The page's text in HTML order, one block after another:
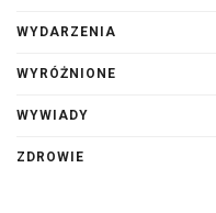
WYDARZENIA
WYRÓŻNIONE
WYWIADY
ZDROWIE